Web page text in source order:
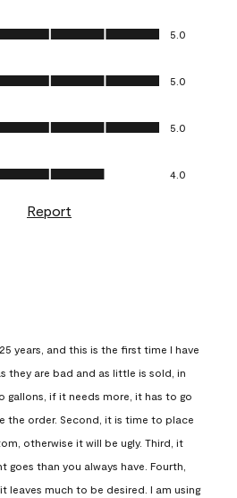
out of 5
5.0
out of 5
5.0
of 5
5.0
out of 5
4.0
Report
years, and this is the first time I have
they are bad and as little is sold, in
gallons, if it needs more, it has to go
the order. Second, it is time to place
otherwise it will be ugly. Third, it
than you always have. Fourth,
leaves much to be desired. I am using